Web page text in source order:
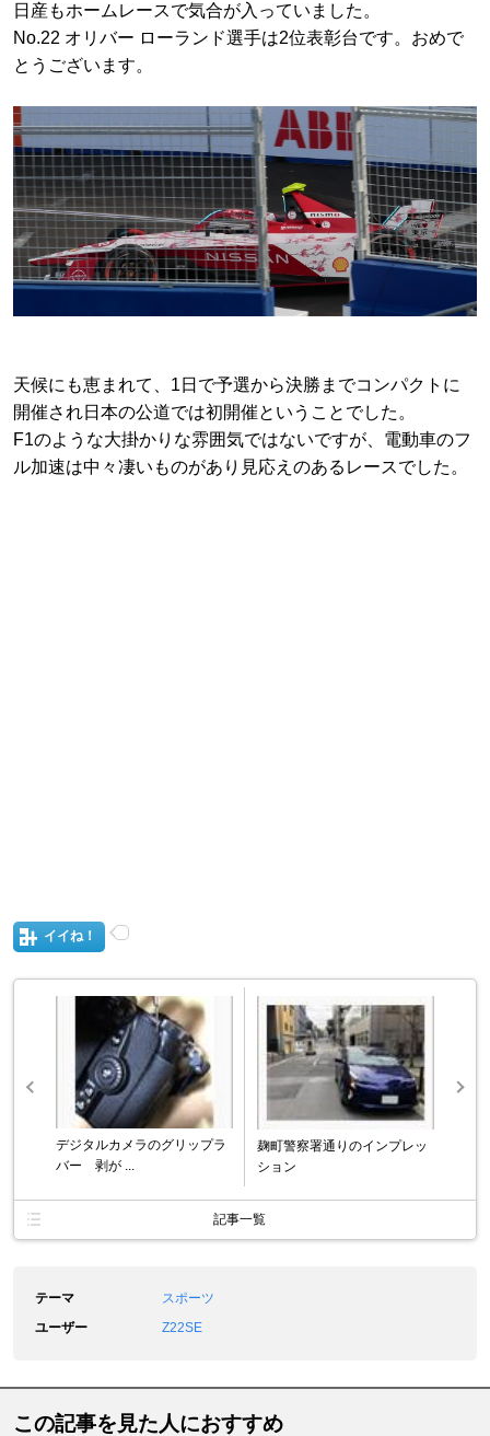
日産もホームレースで気合が入っていました。
No.22 オリバー ローランド選手は2位表彰台です。おめで
とうございます。
天候にも恵まれて、1日で予選から決勝までコンパクトに
開催され日本の公道では初開催ということでした。
F1のような大掛かりな雰囲気ではないですが、電動車のフ
ル加速は中々凄いものがあり見応えのあるレースでした。
イイね！
デジタルカメラのグリップラ
バー 剥が ...
麹町警察署通りのインプレッ
ション
記事一覧
テーマ
スポーツ
ユーザー
Z22SE
この記事を見た人におすすめ